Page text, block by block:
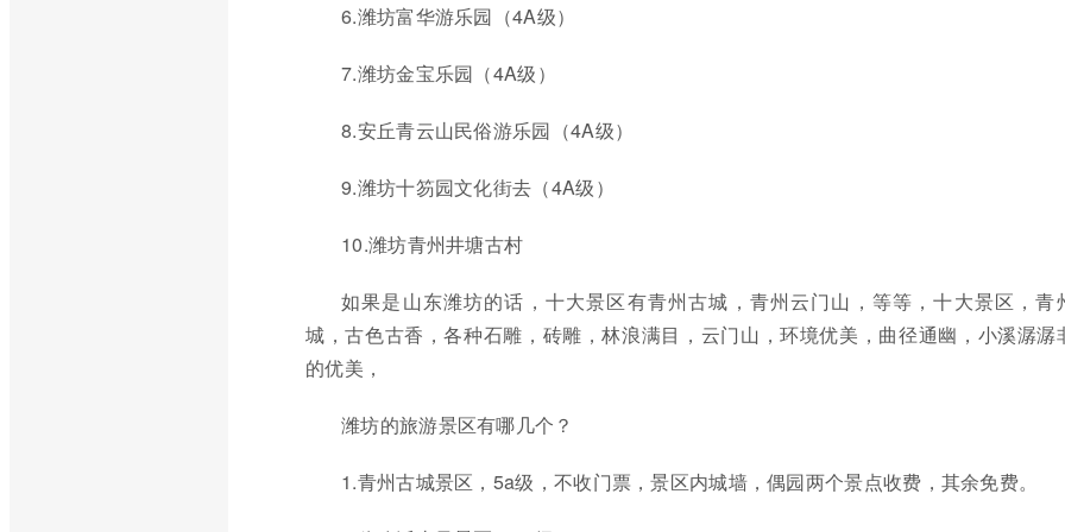
6.潍坊富华游乐园（4A级）
7.潍坊金宝乐园（4A级）
8.安丘青云山民俗游乐园（4A级）
9.潍坊十笏园文化街去（4A级）
10.潍坊青州井塘古村
如果是山东潍坊的话，十大景区有青州古城，青州云门山，等等，十大景区，青
城，古色古香，各种石雕，砖雕，林浪满目，云门山，环境优美，曲径通幽，小溪潺潺
的优美，
潍坊的旅游景区有哪几个？
1.青州古城景区，5a级，不收门票，景区内城墙，偶园两个景点收费，其余免费。